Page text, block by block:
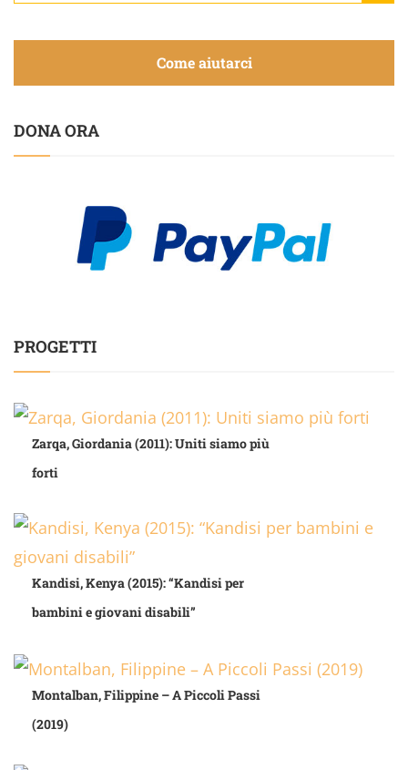
Come aiutarci
DONA ORA
PROGETTI
Zarqa, Giordania (2011): Uniti siamo più
forti
Kandisi, Kenya (2015): “Kandisi per
bambini e giovani disabili”
Montalban, Filippine – A Piccoli Passi
(2019)